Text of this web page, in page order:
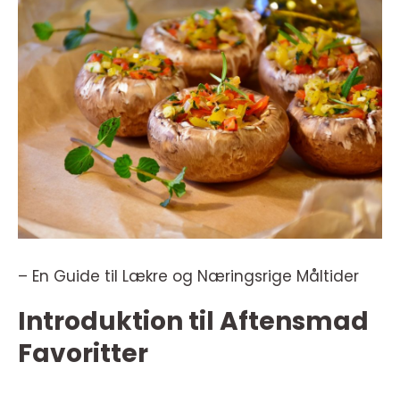
– En Guide til Lækre og Næringsrige Måltider
Introduktion til Aftensmad
Favoritter